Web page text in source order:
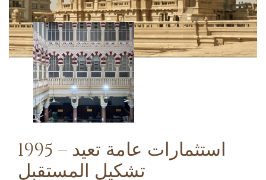
1995 – استثمارات عامة تعيد
تشكيل المستقبل